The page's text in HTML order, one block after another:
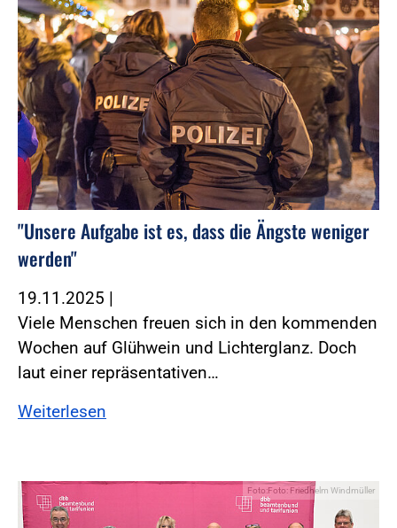
"Unsere Aufgabe ist es, dass die Ängste weniger
werden"
19.11.2025 |
Viele Menschen freuen sich in den kommenden
Wochen auf Glühwein und Lichterglanz. Doch
laut einer repräsentativen…
Weiterlesen
Foto:Foto: Friedhelm Windmüller